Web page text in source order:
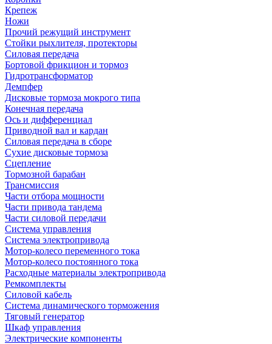
Крепеж
Ножи
Прочий режущий инструмент
Стойки рыхлителя, протекторы
Силовая передача
Бортовой фрикцион и тормоз
Гидротрансформатор
Демпфер
Дисковые тормоза мокрого типа
Конечная передача
Ось и дифференциал
Приводной вал и кардан
Силовая передача в сборе
Сухие дисковые тормоза
Сцепление
Тормозной барабан
Трансмиссия
Части отбора мощности
Части привода тандема
Части силовой передачи
Система управления
Система электропривода
Мотор-колесо переменного тока
Мотор-колесо постоянного тока
Расходные материалы электропривода
Ремкомплекты
Силовой кабель
Система динамического торможения
Тяговый генератор
Шкаф управления
Электрические компоненты